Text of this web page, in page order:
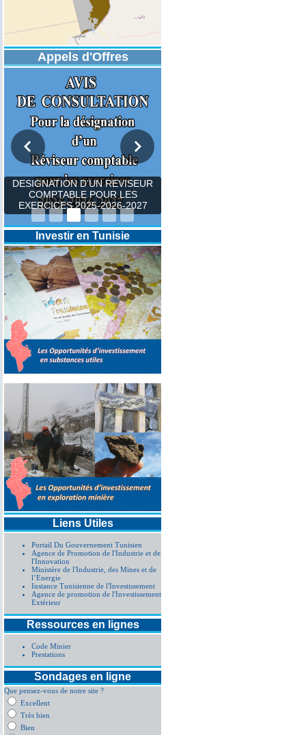
Appels d'Offres
DESIGNATION D’UN REVISEUR
COMPTABLE POUR LES
EXERCICES 2025-2026-2027
Investir en Tunisie
Liens Utiles
Portail Du Gouvernement Tunisien
Agence de Promotion de l'Industrie et de
l'Innovation
Ministère de l'Industrie, des Mines et de
l’Energie
Instance Tunisienne de l'Investissement
Agence de promotion de l'Investissement
Extérieur
Ressources en lignes
Code Minier
Prestations
Sondages en ligne
Que pensez-vous de notre site ?
Excellent
Très bien
Bien